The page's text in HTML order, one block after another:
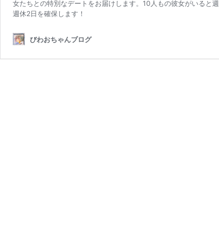
女たちとの特別なデートをお届けします。10人もの彼女がいると
週休2日を確保します！
びわおちゃんブログ